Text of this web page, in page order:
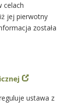
celach
jej pierwotny
została
ustawa z